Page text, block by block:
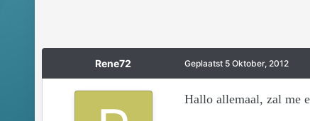
Rene72 Geplaatst 5 Oktober, 2012
Hallo allemaal, zal me